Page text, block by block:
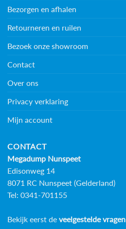
Bezorgen en afhalen
Retourneren en ruilen
Bezoek onze showroom
Contact
Over ons
Privacy verklaring
Mijn account
CONTACT
Megadump Nunspeet
Edisonweg 14
8071 RC Nunspeet (Gelderland)
Tel: 0341-701155
Bekijk eerst de veelgestelde vragen